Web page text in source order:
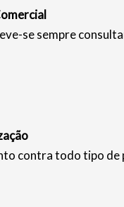
se sempre
contra todo tipo